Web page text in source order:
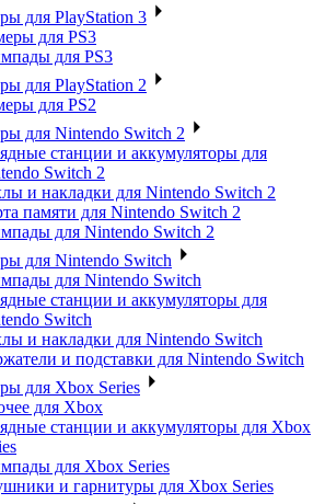
для PlayStation 3
для PS3
для PS3
для PlayStation 2
для PS2
для Nintendo Switch 2
станции и аккумуляторы для
Switch 2
и накладки для Nintendo Switch 2
памяти для Nintendo Switch 2
для Nintendo Switch 2
для Nintendo Switch
для Nintendo Switch
станции и аккумуляторы для
Switch
и накладки для Nintendo Switch
и подставки для Nintendo Switch
для Xbox Series
для Xbox
станции и аккумуляторы для Xbox
для Xbox Series
и гарнитуры для Xbox Series